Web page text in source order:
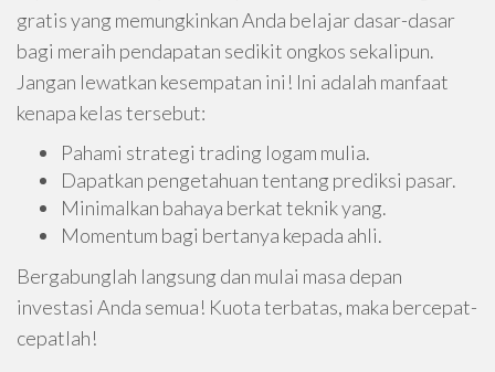
gratis yang memungkinkan Anda belajar dasar-dasar
bagi meraih pendapatan sedikit ongkos sekalipun.
Jangan lewatkan kesempatan ini! Ini adalah manfaat
kenapa kelas tersebut:
Pahami strategi trading logam mulia.
Dapatkan pengetahuan tentang prediksi pasar.
Minimalkan bahaya berkat teknik yang.
Momentum bagi bertanya kepada ahli.
Bergabunglah langsung dan mulai masa depan
investasi Anda semua! Kuota terbatas, maka bercepat-
cepatlah!